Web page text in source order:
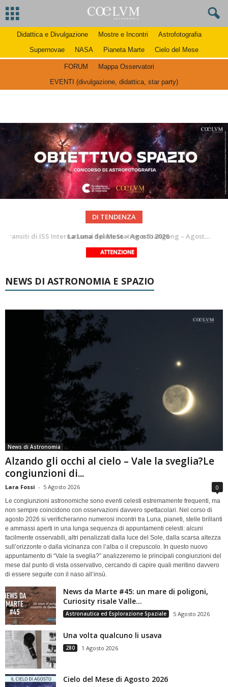
Didattica e Divulgazione Mostre e Incontri
Astrofotografia
Supernovae
NASA Pianeta Marte Cielo del Mese
FORUM
Mappa Osservatori
EVENTI (divulgazione, didattica, star party)
DI TENDENZA
La Luna del Mese – Agosto 2026
Le costellazioni di Agosto 2026: Delfino
NEWS DI ASTRONOMIA E SPAZIO
News di Astronomia
Alzando gli occhi al cielo – Vale la sveglia?Le
congiunzioni di...
Lara Fossi - 5 Agosto 2026 0
Le congiunzioni astronomiche sono eventi celesti estremamente frequenti, ma
non sempre coincidono con osservazioni davvero spettacolari. Nel corso di
agosto 2026 si verificheranno numerosi incontri tra Luna, pianeti, stelle brillanti
e ammassi aperti in una lunga sequenza di appuntamenti celesti: alcuni
facilmente osservabili, altri penalizzati dalla luce del Sole, dalla scarsa altezza
sull’orizzonte o dalla vicinanza con l’alba o il crepuscolo. In questo nuovo
appuntamento di “Vale la sveglia?” analizzeremo le principali congiunzioni del
mese dal punto di vista osservativo, cercando di capire quali meritino davvero
di essere seguite con il naso all’insù.
News da Marte #45: un mare di poligoni,
Curiosity risale Valle...
Astronautica ed Esplorazione Spaziale 5 Agosto 2026
Una volta qualcuno li usava
280 1 Agosto 2026
Cielo del Mese di Agosto 2026